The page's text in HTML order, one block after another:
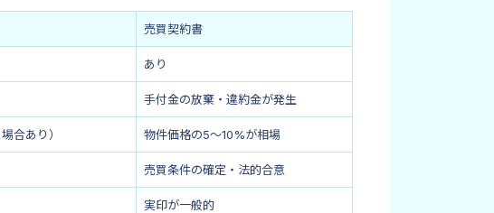
売買契約書
あり
手付金の放棄・違約金が発生
合あり） 物件価格の5〜10%が相場
売買条件の確定・法的合意
実印が一般的